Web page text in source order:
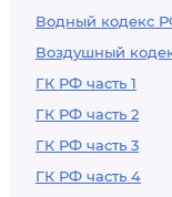
Водный кодекс
Воздушный
ГК РФ часть 1
ГК РФ часть 2
ГК РФ часть 3
ГК РФ часть 4